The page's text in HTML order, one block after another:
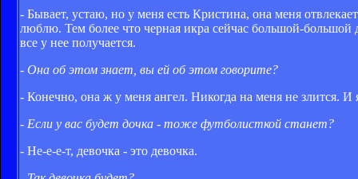
- Бывает, устаю, но у меня есть Кристина, она меня
люблю. Тем более что черная икра сейчас большой-большой
все у нее получается.
- Она об этом знает, вы ей об этом говорите?
- Конечно, она ж у меня ангел. Никогда на меня не злится.
- Если у вас будет дочка - тоже футболисткой станет?
- Не-е-е-т, девочка - это девочка.